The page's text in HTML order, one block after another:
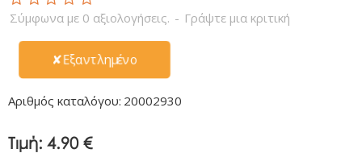
✘Εξαντλημένο
Αριθμός καταλόγου: 20002930
Σύμφωνα με 0 αξιολογήσεις. - Γράψτε μια κριτική
Τιμή: 4.90 €